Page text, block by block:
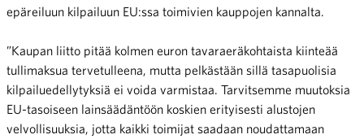
epäreiluun kilpailuun EU:ssa toimivien kauppojen kannalta.
”Kaupan liitto pitää kolmen euron tavaraeräkohtaista kiinteää
tullimaksua tervetulleena, mutta pelkästään sillä tasapuolisia
kilpailuedellytyksiä ei voida varmistaa. Tarvitsemme muutoksia
EU-tasoiseen lainsäädäntöön koskien erityisesti alustojen
velvollisuuksia, jotta kaikki toimijat saadaan noudattamaan